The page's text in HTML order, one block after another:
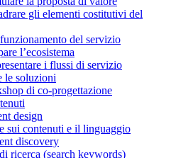
gli elementi costitutivi del
del servizio
l’ecosistema
i flussi di servizio
le soluzioni
di co-progettazione
design
sui contenuti e il linguaggio
discovery
ricerca (search keywords)